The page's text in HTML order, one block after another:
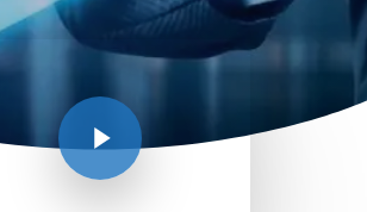
Play Video